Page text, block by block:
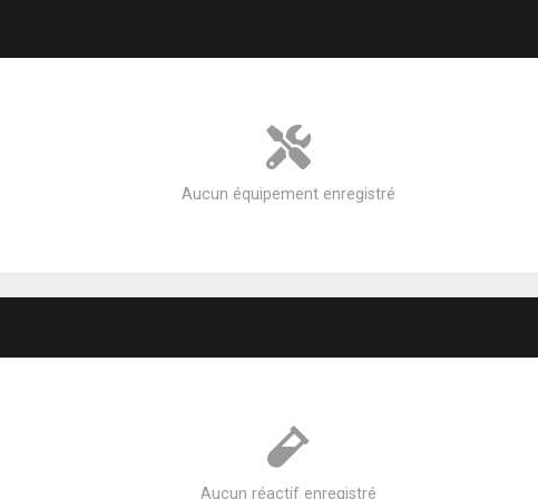
Aucun équipement enregistré
Aucun réactif enregistré